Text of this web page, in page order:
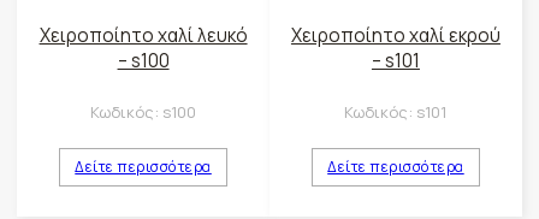
Χειροποίητο χαλί λευκό
– s100
Κωδικός: s100
Δείτε περισσότερα
Χειροποίητο χαλί εκρού
– s101
Κωδικός: s101
Δείτε περισσότερα